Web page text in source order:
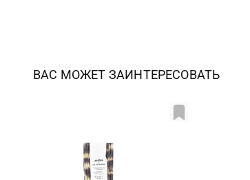
ВАС МОЖЕТ ЗАИНТЕРЕСОВАТЬ